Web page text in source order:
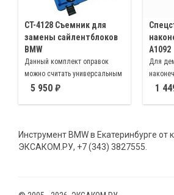
CT-4128 Съемник для
замены сайлентблоков
BMW
Данный комплект оправок
можно считать универсальным
приспособлением (съемником)
5 950
A1092
Для
123,
1
Инструмент BMW в Екатеринбурге от
ЭКСАКОМ.РУ, +7 (343) 3827555.